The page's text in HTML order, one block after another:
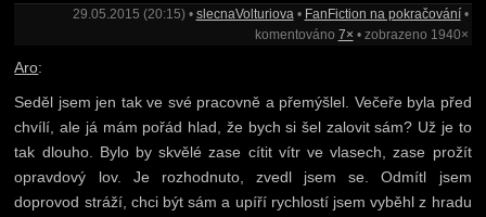
29.05.2015 (20:15) • slecnaVolturiova• FanFiction na pokračování•
komentováno 7× • zobrazeno 1940×
Aro:
Seděl jsem jen tak ve své pracovně a přemýšlel. Večeře byla před
chvílí, ale já mám pořád hlad, že bych si šel zalovit sám? Už je to
tak dlouho. Bylo by skvělé zase cítit vítr ve vlasech, zase prožít
opravdový lov. Je rozhodnuto, zvedl jsem se. Odmítl jsem
doprovod stráží, chci být sám a upíří rychlostí jsem vyběhl z hradu